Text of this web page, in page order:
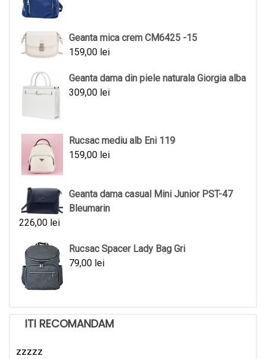
Geanta mica crem CM6425 -15
159,00 lei
Geanta dama din piele naturala Giorgia alba
309,00 lei
Rucsac mediu alb Eni 119
159,00 lei
Geanta dama casual Mini Junior PST-47
Bleumarin
226,00 lei
Rucsac Spacer Lady Bag Gri
79,00 lei
ITI RECOMANDAM
zzzzz